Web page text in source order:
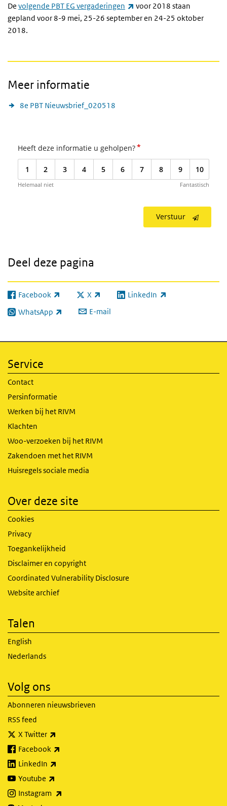
De volgende PBT EG vergaderingen (externe link)
voor 2018 staan
gepland voor 8-9 mei, 25-26 september en 24-25 oktober
2018.
Meer informatie
8e PBT Nieuwsbrief_020518
Heeft deze informatie u geholpen?*
1 2 3 4 5 6 7 8 9 10
Helemaal niet Fantastisch
Verstuur
Deel deze pagina
Facebook
(externe link) X
(externe link) LinkedIn
(externe link)
WhatsApp
(externe link) E-mail
Service
Contact
Persinformatie
Werken bij het RIVM
Klachten
Woo-verzoeken bij het RIVM
Zakendoen met het RIVM
Huisregels sociale media
Over deze site
Cookies
Privacy
Toegankelijkheid
Disclaimer en copyright
Coordinated Vulnerability Disclosure
Website archief
Talen
English
Nederlands
Volg ons
Abonneren nieuwsbrieven
RSS feed
X Twitter
Facebook
LinkedIn
Youtube
Instagram